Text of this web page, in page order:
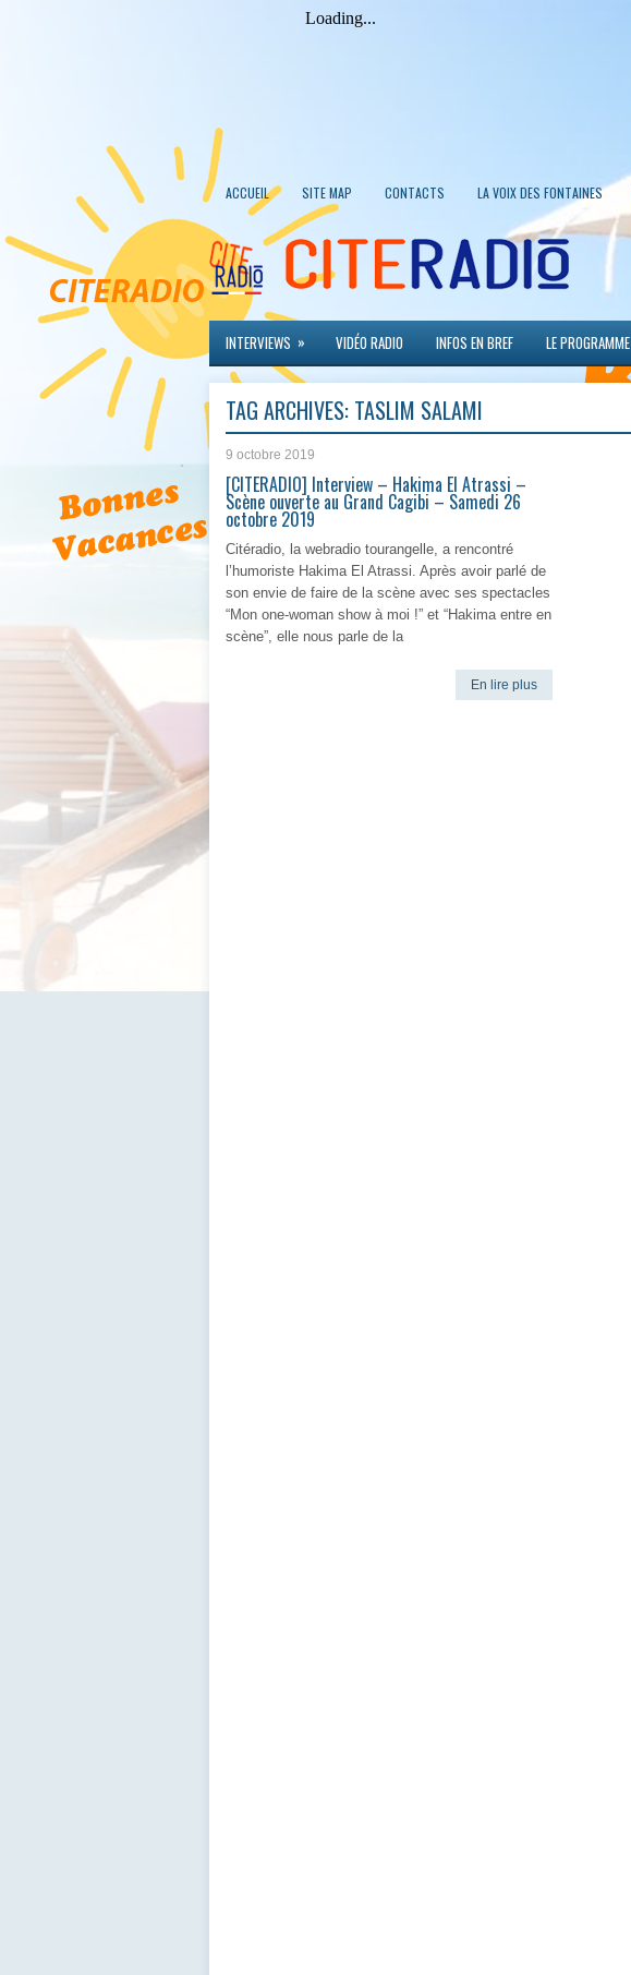
ACCUEIL SITE MAP CONTACTS LA VOIX DES FONTAINES
INTERVIEWS » VIDÉO RADIO INFOS EN BREF LE PROGRAMME
TAG ARCHIVES: TASLIM SALAMI
9 octobre 2019
[CITERADIO] Interview – Hakima El Atrassi –
Scène ouverte au Grand Cagibi – Samedi 26
octobre 2019
Citéradio, la webradio tourangelle, a rencontré
l’humoriste Hakima El Atrassi. Après avoir parlé de
son envie de faire de la scène avec ses spectacles
“Mon one-woman show à moi !” et “Hakima entre en
scène”, elle nous parle de la
En lire plus